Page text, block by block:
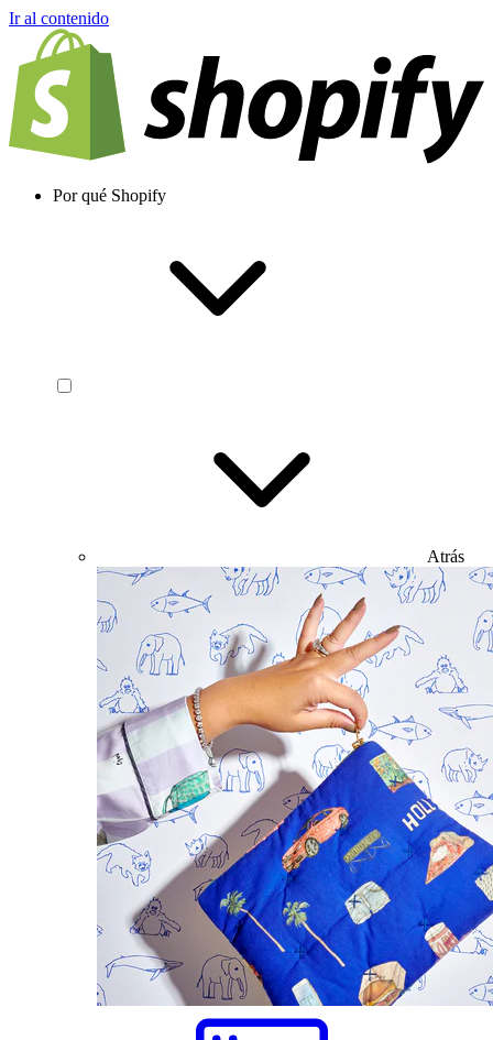
Ir al contenido
Por qué Shopify
Atrás